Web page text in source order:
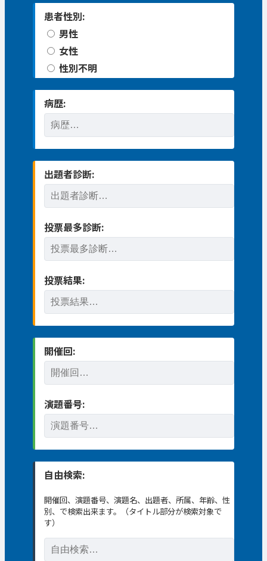
患者性別:
男性
女性
性別不明
病歴:
出題者診断:
投票最多診断:
投票結果:
開催回:
演題番号:
自由検索:
開催回、演題番号、演題名、出題者、所属、年齢、性
別、で検索出来ます。（タイトル部分が検索対象で
す）